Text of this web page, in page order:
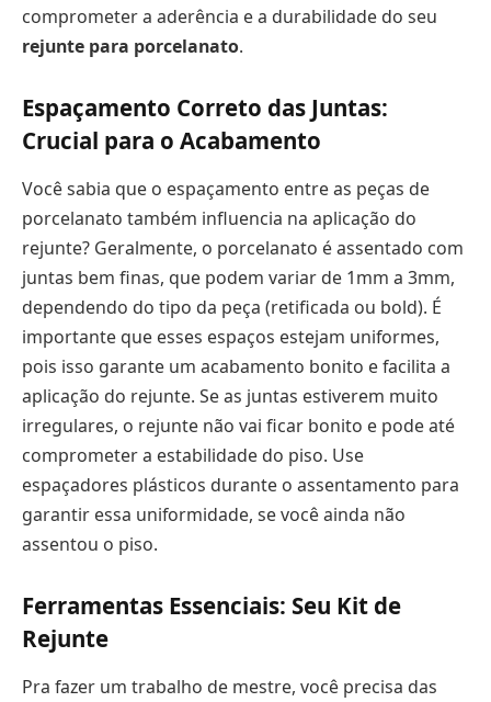
comprometer a aderência e a durabilidade do seu
rejunte para porcelanato.
Espaçamento Correto das Juntas:
Crucial para o Acabamento
Você sabia que o espaçamento entre as peças de
porcelanato também influencia na aplicação do
rejunte? Geralmente, o porcelanato é assentado com
juntas bem finas, que podem variar de 1mm a 3mm,
dependendo do tipo da peça (retificada ou bold). É
importante que esses espaços estejam uniformes,
pois isso garante um acabamento bonito e facilita a
aplicação do rejunte. Se as juntas estiverem muito
irregulares, o rejunte não vai ficar bonito e pode até
comprometer a estabilidade do piso. Use
espaçadores plásticos durante o assentamento para
garantir essa uniformidade, se você ainda não
assentou o piso.
Ferramentas Essenciais: Seu Kit de
Rejunte
Pra fazer um trabalho de mestre, você precisa das